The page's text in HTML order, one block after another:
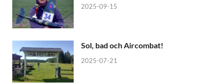
2025-09-15
Sol, bad och Aircombat!
2025-07-21